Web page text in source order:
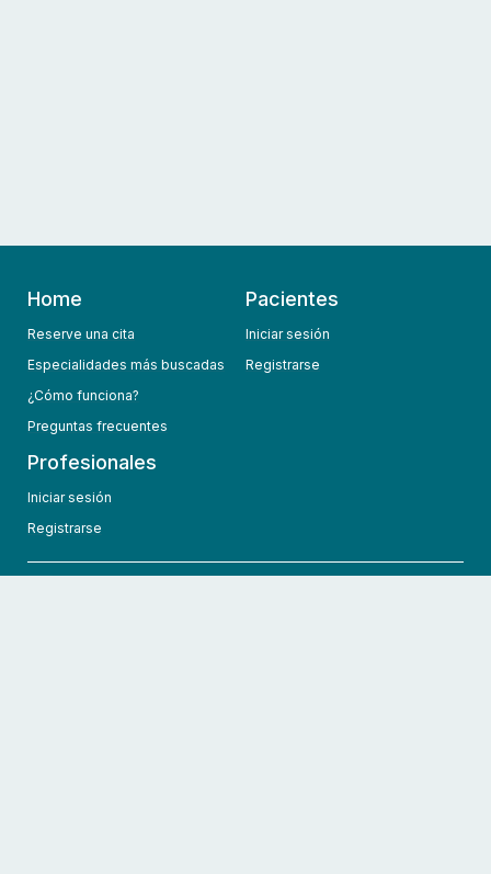
Home
Reserve una cita
Especialidades más buscadas
¿Cómo funciona?
Preguntas frecuentes
Pacientes
Iniciar sesión
Registrarse
Profesionales
Iniciar sesión
Registrarse